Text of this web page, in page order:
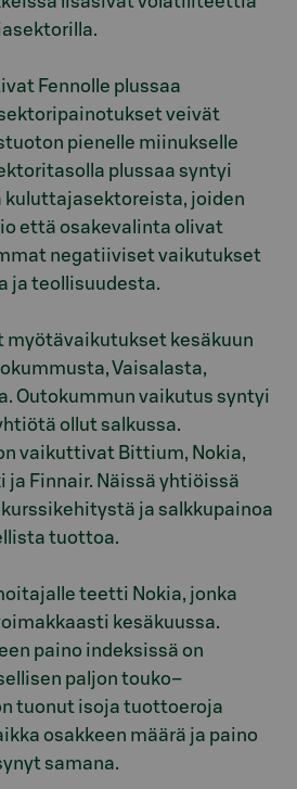
Fennolle plussaa
veivät
pienelle miinukselle
plussaa syntyi
kuluttajasektoreista, joiden
että osakevalinta olivat
negatiiviset vaikutukset
ja teollisuudesta.
myötävaikutukset kesäkuun
Vaisalasta,
Outokummun vaikutus syntyi
ollut salkussa.
vaikuttivat Bittium, Nokia,
ja Finnair. Näissä yhtiöissä
ja salkkupainoa
tuottoa.
teetti Nokia, jonka
kesäkuussa.
paino indeksissä on
paljon touko–
tuonut isoja tuottoeroja
osakkeen määrä ja paino